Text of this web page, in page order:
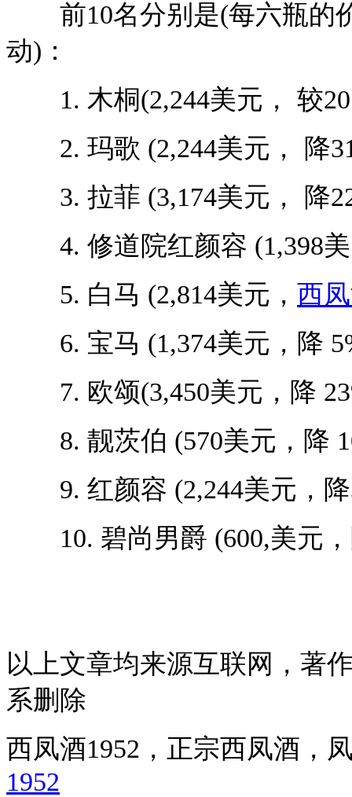
前10名分别是(每六瓶的
动)：
1. 木桐(2,244美元， 较
2. 玛歌 (2,244美元， 降
3. 拉菲 (3,174美元， 降
4. 修道院红颜容 (1,398美
5. 白马 (2,814美元， 西
6. 宝马 (1,374美元，降
7. 欧颂(3,450美元，降
8. 靓茨伯 (570美元，降
9. 红颜容 (2,244美元，降
10. 碧尚男爵 (600,美元，
以上文章均来源互联网，著
系删除
西凤酒1952，正宗西凤酒
1952